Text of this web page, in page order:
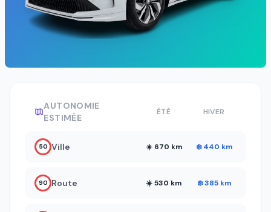
AUTONOMIE
ESTIMÉE
ÉTÉ HIVER
50 Ville ☀️ 670 km ❄️ 440 km
90 Route ☀️ 530 km ❄️ 385 km